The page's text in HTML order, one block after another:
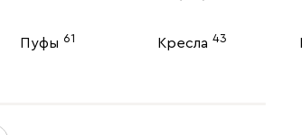
Пуфы 61 Кресла 43